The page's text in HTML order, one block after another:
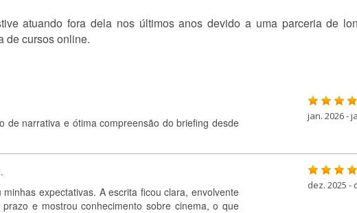
atuando fora dela nos últimos anos devido a uma parceria de
de cursos online.
de narrativa e ótima compreensão do briefing desde
jan. 2026 -
expectativas. A escrita ficou clara, envolvente
e mostrou conhecimento sobre cinema, o que
dez. 2025 -